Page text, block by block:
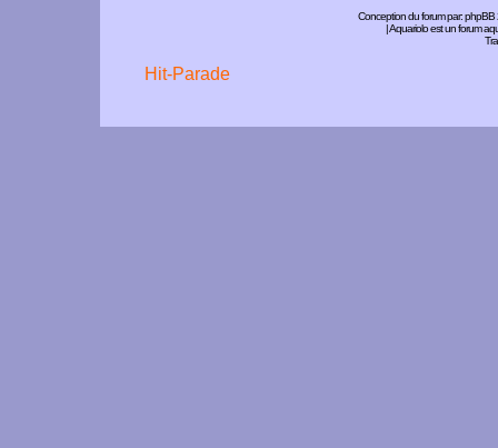
Conception du forum par:phpBB
| Aquariolo est un forum